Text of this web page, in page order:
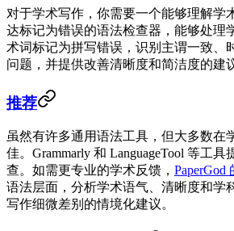
对于学术写作，你需要一个能够理解学
达标记为错误的语法检查器，能够处理
术词标记为拼写错误，识别主谓一致、
问题，并提供改善清晰度和简洁度的建
推荐
虽然有许多通用语法工具，但大多数在
佳。Grammarly 和 LanguageTool 等工
查。如需更专业的学术反馈， PaperGod
语法层面，分析学术语气、清晰度和学
写作细微差别的情境化建议。